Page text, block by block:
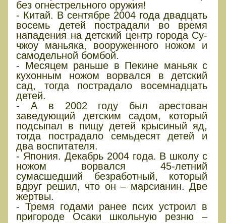
без огнестрельного оружия!
- Китай. В сентябре 2004 года двадцать
восемь детей пострадали во время
нападения на детский центр города Су-
чжоу маньяка, вооруженного ножом и
самодельной бомбой.
- Месяцем раньше в Пекине маньяк с
кухонным ножом ворвался в детский
сад, тогда пострадало восемнадцать
детей.
- А в 2002 году был арестован
заведующий детским садом, который
подсыпал в пищу детей крысиный яд,
тогда пострадало семьдесят детей и
два воспитателя.
- Япония. Декабрь 2004 года. В школу с
ножом ворвался 45-летний
сумасшедший безработный, который
вдруг решил, что он – марсианин. Две
жертвы.
- Тремя годами ранее псих устроил в
пригороде Осаки школьную резню –